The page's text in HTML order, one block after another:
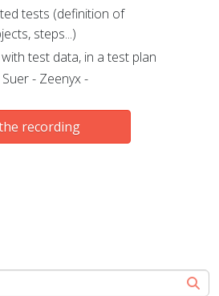
tests (definition of
steps...)
test data, in a test plan
- Zeenyx -
recording